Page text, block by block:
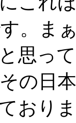
。ま
思っ
の日
おり